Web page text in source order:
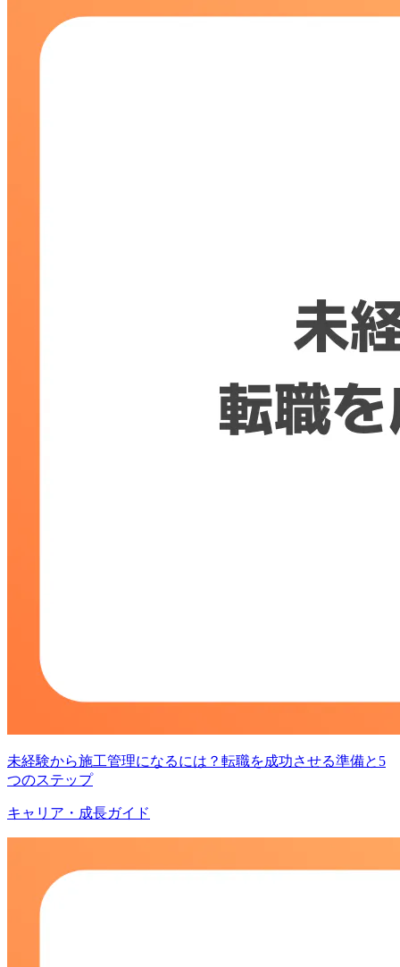
未経験から施工管理になるには？転職を成功させる準備と5
つのステップ
キャリア・成長ガイド